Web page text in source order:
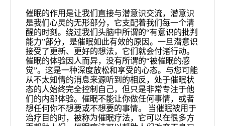
催眠的作用是让我们直接与潜意识交流，潜意识
是我们心灵的无形部分，它支配着我们每一个清
醒的时刻。绕过我们头脑中所谓的“有意识的批判
能力”部分，是催眠如此有效的原因。一旦潜意识
接受了更新、更好的想法，它们就会付诸行动。
催眠的体验因人而异，没有所谓的“被催眠的感
觉”。这是一种深度放松和享受的心态。与您可能
从不太知情的消息来源听到的相反，处于催眠状
态的人始终完全控制自己，但只是非常专注于他
们的内部体验。催眠不能让你做任何事情，或者
想任何你不想要或不想要的事情。 当催眠被用于
治疗目的时，被称为催眠疗法，它可以在很多方